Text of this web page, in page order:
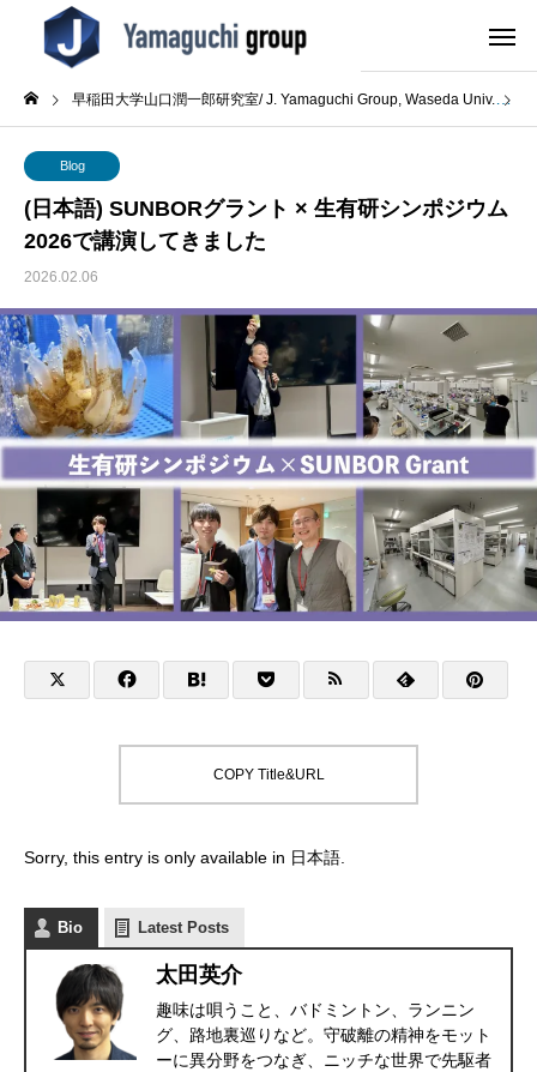
早稲田大学山口潤一郎研究室/ J. Yamaguchi Group, Waseda Univ.
Blog
(日本語) SUNBORグラント × 生有研シンポジウム
2026で講演してきました
2026.02.06
COPY Title&URL
Sorry, this entry is only available in 日本語
Bio Latest Posts
太田英介
趣味は唄うこと、バドミントン、ランニン
グ、路地裏巡りなど。守破離の精神をモット
ーに異分野をつなぎ、ニッチな世界で先駆者